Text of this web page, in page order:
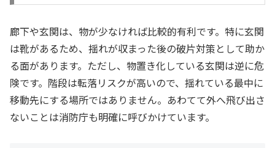
廊下や玄関は、物が少なければ比較的有利です。特に玄関
は靴があるため、揺れが収まった後の破片対策として助か
る面があります。ただし、物置き化している玄関は逆に危
険です。階段は転落リスクが高いので、揺れている最中に
移動先にする場所ではありません。あわてて外へ飛び出さ
ないことは消防庁も明確に呼びかけています。